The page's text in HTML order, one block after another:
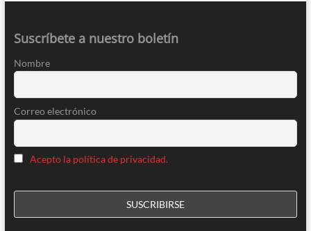
Suscríbete a nuestro boletín
Nombre
Correo electrónico
Acepto la política de privacidad.